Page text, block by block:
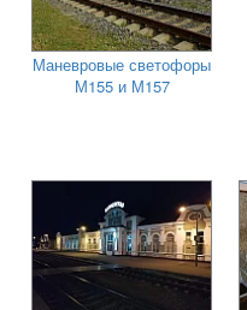
Маневровые светофоры
М155 и М157